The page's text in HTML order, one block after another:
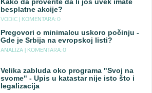
besplatne akcije?
VODIC | KOMENTARA: 0
Pregovori o minimalcu uskoro počinju -
Gde je Srbija na evropskoj listi?
ANALIZA | KOMENTARA: 0
Velika zabluda oko programa "Svoj na
svome" - Upis u katastar nije isto što i
legalizacija